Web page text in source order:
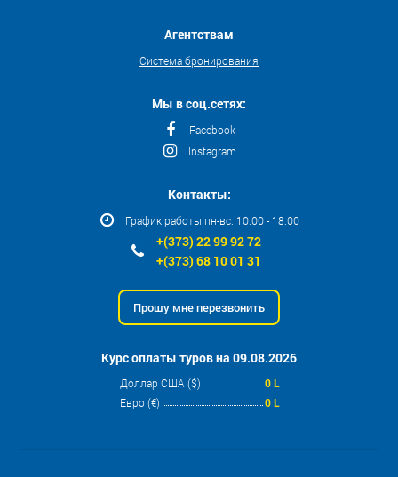
Агентствам
Система бронирования
Мы в соц.сетях:
Facebook
Instagram
Контакты:
График работы пн-вс: 10:00 - 18:00
+(373) 22 99 92 72
+(373) 68 10 01 31
Прошу мне перезвонить
Курс оплаты туров на 09.08.2026
Доллар США ($)
0 L
Евро (€)
0 L